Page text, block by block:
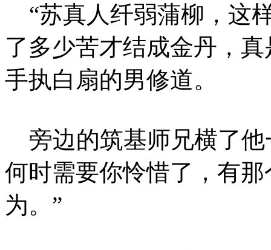
“苏真人纤弱蒲柳，这
了多少苦才结成金丹，
手执白扇的男修道。
旁边的筑基师兄横了他
何时需要你怜惜了，有
为。”